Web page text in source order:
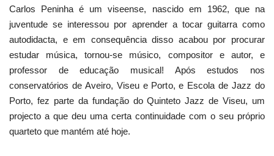
Carlos Peninha é um viseense, nascido em 1962, que na
juventude se interessou por aprender a tocar guitarra como
autodidacta, e em consequência disso acabou por procurar
estudar música, tornou-se músico, compositor e autor, e
professor de educação musical! Após estudos nos
conservatórios de Aveiro, Viseu e Porto, e Escola de Jazz do
Porto, fez parte da fundação do Quinteto Jazz de Viseu, um
projecto a que deu uma certa continuidade com o seu próprio
quarteto que mantém até hoje.